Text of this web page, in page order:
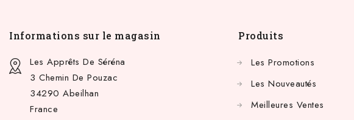
Informations sur le magasin
Les Apprêts De Séréna
3 Chemin De Pouzac
34290 Abeilhan
France
Produits
Les Promotions
Les Nouveautés
Meilleures Ventes